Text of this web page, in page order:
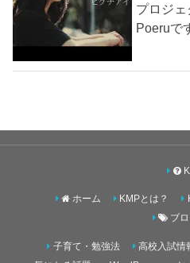
プロジェ
Poeruで
ホーム KMPとは？
ブ
子育て・勉強法 高校入試情